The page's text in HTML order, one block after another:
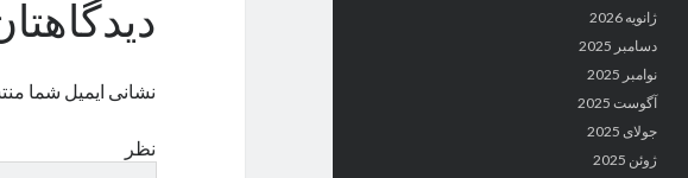
ژانویه 2026
دسامبر 2025
نوامبر 2025
آگوست 2025
جولای 2025
ژوئن 2025
نشانی ایمیل شما
نظر